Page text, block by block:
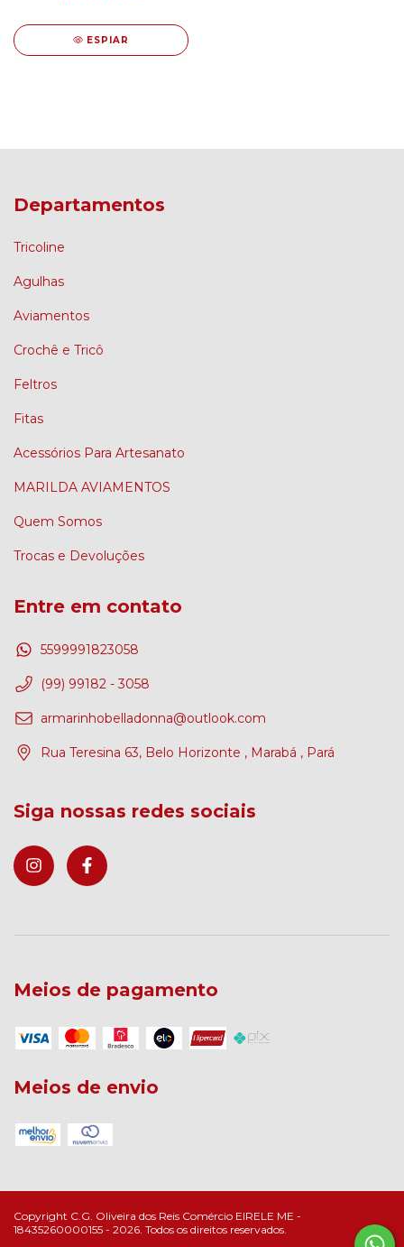
ESPIAR
Departamentos
Tricoline
Agulhas
Aviamentos
Crochê e Tricô
Feltros
Fitas
Acessórios Para Artesanato
MARILDA AVIAMENTOS
Quem Somos
Trocas e Devoluções
Entre em contato
5599991823058
(99) 99182 - 3058
armarinhobelladonna@outlook.com
Rua Teresina 63, Belo Horizonte , Marabá , Pará
Siga nossas redes sociais
Meios de pagamento
Meios de envio
Copyright C.G. Oliveira dos Reis Comércio EIRELE ME -
18435260000155 - 2026. Todos os direitos reservados.